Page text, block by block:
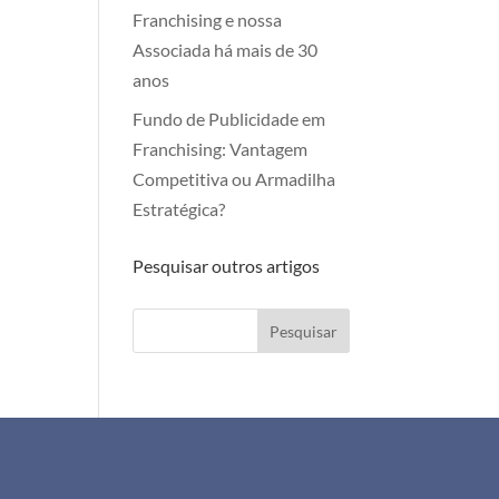
Franchising e nossa
Associada há mais de 30
anos
Fundo de Publicidade em
Franchising: Vantagem
Competitiva ou Armadilha
Estratégica?
Pesquisar outros artigos
Pesquisar